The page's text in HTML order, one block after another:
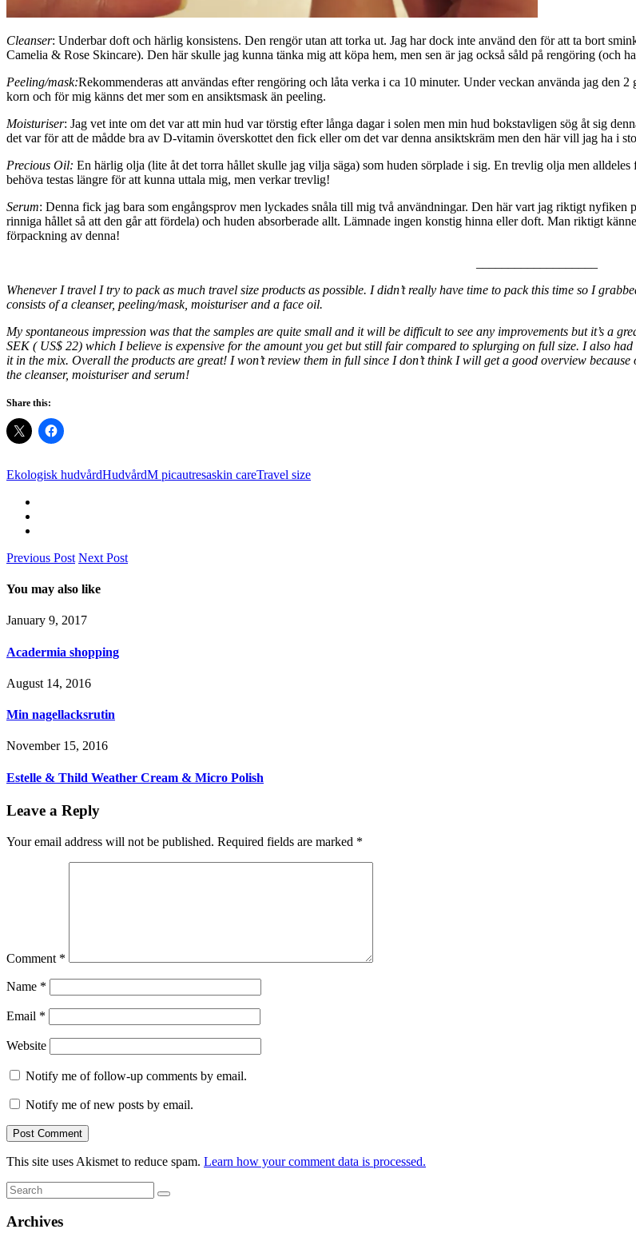
Cleanser: Underbar doft och härlig konsistens. Den rengör utan att torka ut. Jag har dock inte använd den för att ta bort
Camelia & Rose Skincare). Den här skulle jag kunna tänka mig att köpa hem, men sen är jag också såld på rengöring (och
Peeling/mask:Rekommenderas att användas efter rengöring och låta verka i ca 10 minuter. Under veckan använda jag den
korn och för mig känns det mer som en ansiktsmask än peeling.
Moisturiser: Jag vet inte om det var att min hud var törstig efter långa dagar i solen men min hud bokstavligen sög åt sig
det var för att de mådde bra av D-vitamin överskottet den fick eller om det var denna ansiktskräm men den här vill jag ha i
Precious Oil: En härlig olja (lite åt det torra hållet skulle jag vilja säga) som huden sörplade i sig. En trevlig olja men
behöva testas längre för att kunna uttala mig, men verkar trevlig!
Serum: Denna fick jag bara som engångsprov men lyckades snåla till mig två användningar. Den här vart jag riktigt
rinniga hållet så att den går att fördela) och huden absorberade allt. Lämnade ingen konstig hinna eller doft. Man riktigt
förpackning av denna!
Whenever I travel I try to pack as much travel size products as possible. I didn’t really have time to pack this time so I
consists of a cleanser, peeling/mask, moisturiser and a face oil.
My spontaneous impression was that the samples are quite small and it will be difficult to see any improvements but it’s a
SEK ( US$ 22) which I believe is expensive for the amount you get but still fair compared to splurging on full size. I also
it in the mix. Overall the products are great! I won’t review them in full since I don’t think I will get a good overview
the cleanser, moisturiser and serum!
Share this:
Ekologisk hudvårdHudvårdM picautresaskin careTravel size
Previous Post Next Post
You may also like
January 9, 2017
Acadermia shopping
August 14, 2016
Min nagellacksrutin
November 15, 2016
Estelle & Thild Weather Cream & Micro Polish
Leave a Reply
Your email address will not be published. Required fields are marked *
Comment *
Name *
Email *
Website
Notify me of follow-up comments by email.
Notify me of new posts by email.
This site uses Akismet to reduce spam. Learn how your comment data is processed.
Search
for:
Search
Archives